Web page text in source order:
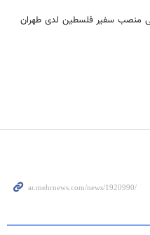
منصب سفیر فلسطین لدی طهران